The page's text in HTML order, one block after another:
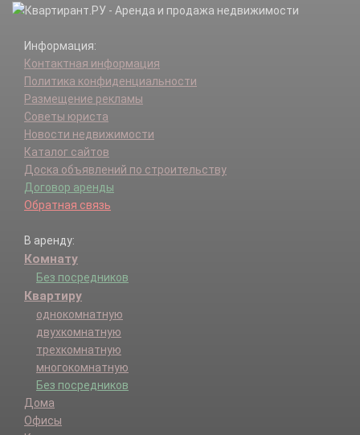
Информация:
Контактная информация
Политика конфиденциальности
Размещение рекламы
Советы юриста
Новости недвижимости
Каталог сайтов
Доска объявлений по строительству
Договор аренды
Обратная связь
В аренду:
Комнату
Без посредников
Квартиру
однокомнатную
двухкомнатную
трехкомнатную
многокомнатную
Без посредников
Дома
Офисы